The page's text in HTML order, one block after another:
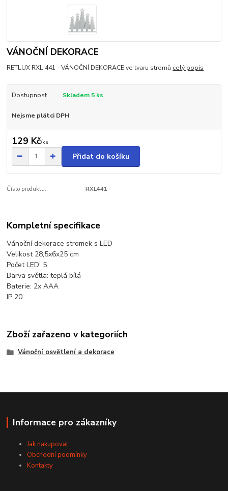
VÁNOČNÍ DEKORACE
RETLUX RXL 441 - VÁNOČNÍ DEKORACE ve tvaru stromů celý popis
Dostupnost Skladem 5 ks
Nejsme plátci DPH
129 Kč/ks
Přidat do košíku
Číslo produktu: RXL441
Kompletní specifikace
Vánoční dekorace stromek s LED
Velikost 28,5x6x25 cm
Počet LED: 5
Barva světla: teplá bílá
Baterie: 2x AAA
IP 20
Zboží zařazeno v kategoriích
Vánoční osvětlení a dekorace
Informace pro zákazníky
Jak nakupovat
Obchodní podmínky
Kontakty